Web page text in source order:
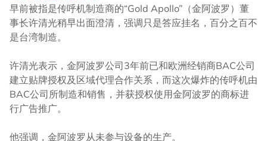
早前被指是传呼机制造商的“Gold Apollo”（金阿波罗）董
事长许清光稍早出面澄清，强调只是答应挂名，百分之百不
是台湾制造。
许清光表示，金阿波罗公司3年前已和欧洲经销商BAC公司
建立贴牌授权及区域代理合作关系，而这次爆炸的传呼机由
BAC公司所制造和销售，并获授权使用金阿波罗的商标进
行广告推广。
他强调，金阿波罗从未参与设备的生产。